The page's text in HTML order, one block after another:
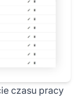
czasu pracy